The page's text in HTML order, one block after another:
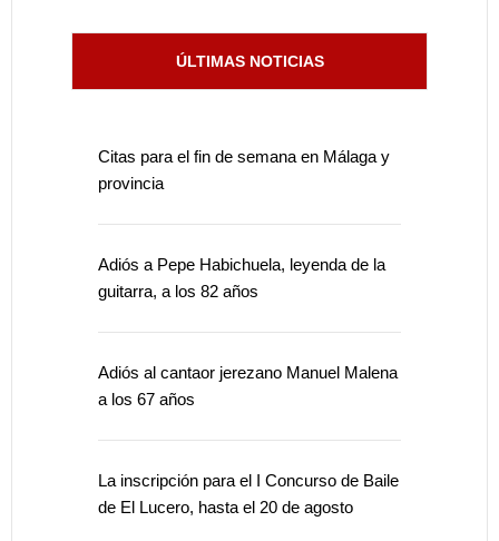
ÚLTIMAS NOTICIAS
Citas para el fin de semana en Málaga y
provincia
Adiós a Pepe Habichuela, leyenda de la
guitarra, a los 82 años
Adiós al cantaor jerezano Manuel Malena
a los 67 años
La inscripción para el I Concurso de Baile
de El Lucero, hasta el 20 de agosto